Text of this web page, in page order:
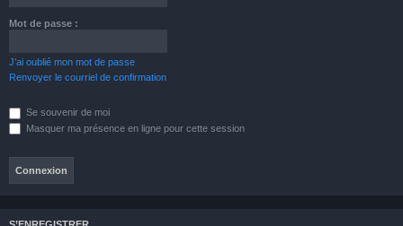
Mot de passe :
J’ai oublié mon mot de passe
Renvoyer le courriel de confirmation
Se souvenir de moi
Masquer ma présence en ligne pour cette session